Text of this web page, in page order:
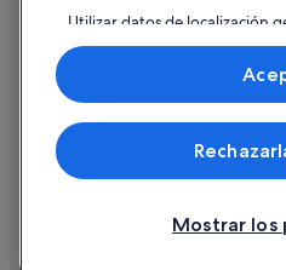
Documentos para viajes
© 2026 Expedia, Inc., una empresa
derechos reservados. Expedia y el
comerciales o marcas comerciales
Utilizar datos de localización
activamente las
identificación. Almacenar la
y/o acceder a ella. Publicidad
medición de publicidad y
audiencia y desarrollo de
Lista de asociados
Mostrar los